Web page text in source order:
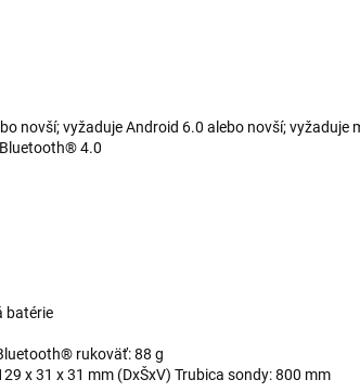
novší; vyžaduje Android 6.0 alebo novší; vyžaduje
4.0
batérie
rukoväť: 88 g
x 31 x 31 mm (DxŠxV) Trubica sondy: 800 mm